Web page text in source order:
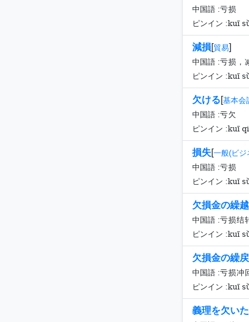
中国語 :亏损
ピンイン :kuī
減損[貿易]
中国語 :亏损，
ピンイン :kuī
欠ける[基本会
中国語 :亏欠
ピンイン :kuī
損失[一般(ビジ
中国語 :亏损
ピンイン :kuī
欠損金の繰越
中国語 :亏损结
ピンイン :kuī
欠損金の繰戻
中国語 :亏损冲
ピンイン :kuī
義理を欠い